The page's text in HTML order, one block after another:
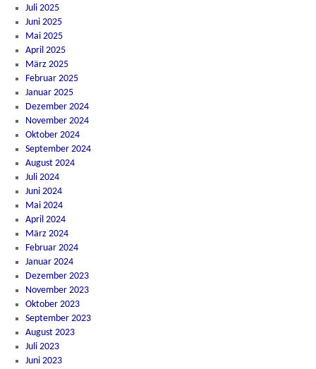
Juli 2025
Juni 2025
Mai 2025
April 2025
März 2025
Februar 2025
Januar 2025
Dezember 2024
November 2024
Oktober 2024
September 2024
August 2024
Juli 2024
Juni 2024
Mai 2024
April 2024
März 2024
Februar 2024
Januar 2024
Dezember 2023
November 2023
Oktober 2023
September 2023
August 2023
Juli 2023
Juni 2023